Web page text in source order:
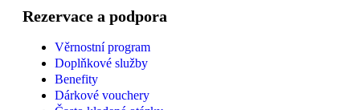
Rezervace a podpora
Věrnostní program
Doplňkové služby
Benefity
Dárkové vouchery